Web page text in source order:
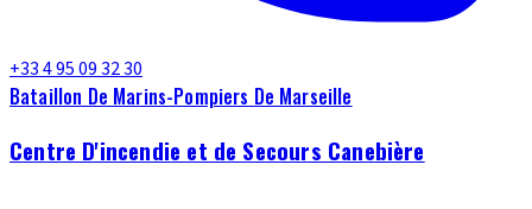
+33 4 95 09 32 30
Bataillon De Marins-Pompiers De Marseille
Centre D'incendie et de Secours Canebière